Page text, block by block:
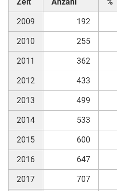
2009 192
2010 255
2011 362
2012 433
2013 499
2014 533
2015 600
2016 647
2017 707